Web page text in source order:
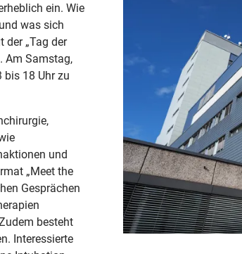
ein. Wie
was sich
der „Tag der
Am Samstag,
bis 18 Uhr zu
und
„Meet the
Gesprächen
besteht
Interessierte